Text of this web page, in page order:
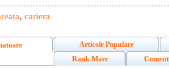
, cariera
Articole Populare
Rank Mare